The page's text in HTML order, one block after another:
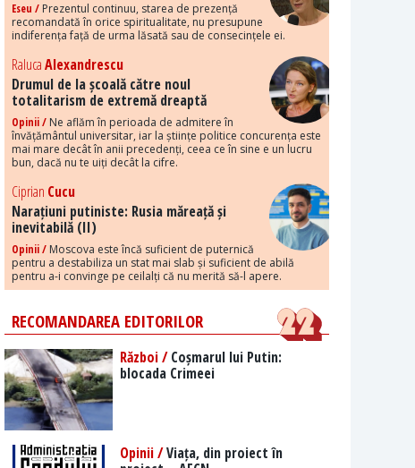
Eseu / Prezentul continuu, starea de prezență
recomandată în orice spiritualitate, nu presupune
indiferența față de urma lăsată sau de consecințele ei.
RalucaAlexandrescu
Drumul de la școală către noul
totalitarism de extremă dreaptă
Opinii / Ne aflăm în perioada de admitere în
învățământul universitar, iar la științe politice concurența este
mai mare decât în anii precedenți, ceea ce în sine e un lucru
bun, dacă nu te uiți decât la cifre.
Ciprian Cucu
Narațiuni putiniste: Rusia măreață și
inevitabilă (II)
Opinii / Moscova este încă suficient de puternică
pentru a destabiliza un stat mai slab și suficient de abilă
pentru a-i convinge pe ceilalți că nu merită să-l apere.
RECOMANDAREA EDITORILOR
Război /Coșmarul lui Putin:
blocada Crimeei
Opinii /Viața, din proiect în